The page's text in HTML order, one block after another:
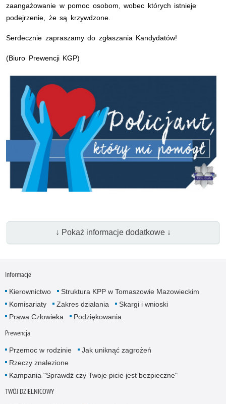
zaangażowanie w pomoc osobom, wobec których istnieje
podejrzenie, że są krzywdzone.
Serdecznie zapraszamy do zgłaszania Kandydatów!
(Biuro Prewencji KGP)
↓ Pokaż informacje dodatkowe ↓
Informacje
Kierownictwo
Struktura KPP w Tomaszowie Mazowieckim
Komisariaty
Zakres działania
Skargi i wnioski
Prawa Człowieka
Podziękowania
Prewencja
Przemoc w rodzinie
Jak uniknąć zagrożeń
Rzeczy znalezione
Kampania "Sprawdź czy Twoje picie jest bezpieczne"
TWÓJ DZIELNICOWY